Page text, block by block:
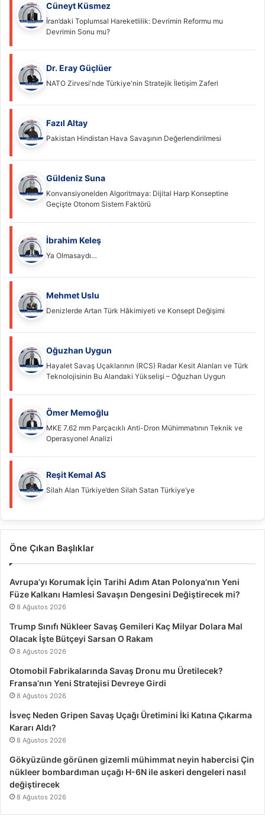
Cüneyt Küsmez
İran’daki Toplumsal Hareketlilik: Devrimin Reformu mu
Devrimin Sonu mu?
Dr. Eray Güçlüer
NATO Zirvesi'nde Türkiye'nin Stratejik İletişim Zaferi
Fazıl Altay
Pakistan Hindistan Hava Savaşının Değerlendirilmesi
Güldeniz Suna
Konvansiyonelden Algoritmaya: Dijital Harp Konseptine
Geçişte Otonom Sistem Faktörü
İbrahim Keleş
Ya Olmasaydı…
Mehmet Uslu
Denizlerde Artan Türk Hâkimiyeti ve Konsept Değişimi
Oğuzhan Uygun
Hayalet Savaş Uçaklarının (RCS) Radar Kesit Alanları ve Türk
Teknolojisinin Bu Alandaki Yükselişi – Oğuzhan Uygun
Ömer Memoğlu
MKE 7.62 mm Parçacıklı Anti-Dron Mühimmatının Teknik ve
Operasyonel Analizi
Reşit Kemal AS
Silah Alan Türkiye’den Silah Satan Türkiye’ye
Öne Çıkan Başlıklar
Avrupa’yı Korumak İçin Tarihi Adım Atan Polonya’nın Yeni
Füze Kalkanı Hamlesi Savaşın Dengesini Değiştirecek mi?
8 Ağustos 2026
Trump Sınıfı Nükleer Savaş Gemileri Kaç Milyar Dolara Mal
Olacak İşte Bütçeyi Sarsan O Rakam
8 Ağustos 2026
Otomobil Fabrikalarında Savaş Dronu mu Üretilecek?
Fransa’nın Yeni Stratejisi Devreye Girdi
8 Ağustos 2026
İsveç Neden Gripen Savaş Uçağı Üretimini İki Katına Çıkarma
Kararı Aldı?
8 Ağustos 2026
Gökyüzünde görünen gizemli mühimmat neyin habercisi Çin
nükleer bombardıman uçağı H-6N ile askeri dengeleri nasıl
değiştirecek
8 Ağustos 2026